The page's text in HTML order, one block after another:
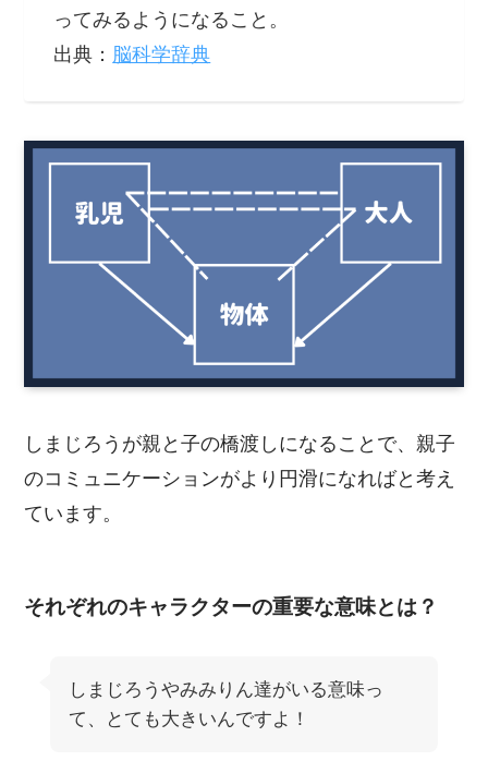
ってみるようになること。
出典： 脳科学辞典
しまじろうが親と子の橋渡しになることで、親子
のコミュニケーションがより円滑になればと考え
ています。
それぞれのキャラクターの重要な意味とは？
しまじろうやみみりん達がいる意味っ
て、とても大きいんですよ！